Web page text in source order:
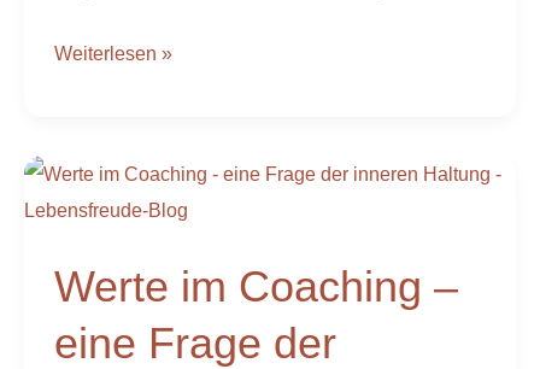
Weiterlesen »
Werte im Coaching –
eine Frage der
Werte
im
–
Frage